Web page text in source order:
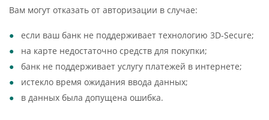
Вам могут отказать от авторизации в случае:
если ваш банк не поддерживает технологию 3D-Secure;
на карте недостаточно средств для покупки;
банк не поддерживает услугу платежей в интернете;
истекло время ожидания ввода данных;
в данных была допущена ошибка.